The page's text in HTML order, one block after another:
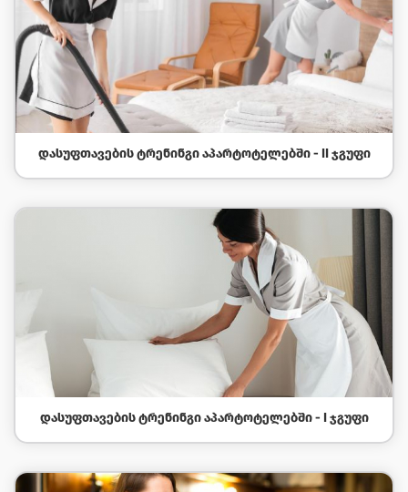
ᲓᲐᲡᲣᲤᲗᲐᲕᲔᲑᲘᲡ ᲢᲠᲔᲜᲘᲜᲒᲘ ᲐᲞᲐᲠᲢᲝᲢᲔᲚᲔᲑᲨᲘ - II ᲯᲒᲣᲤᲘ
ᲓᲐᲡᲣᲤᲗᲐᲕᲔᲑᲘᲡ ᲢᲠᲔᲜᲘᲜᲒᲘ ᲐᲞᲐᲠᲢᲝᲢᲔᲚᲔᲑᲨᲘ - I ᲯᲒᲣᲤᲘ